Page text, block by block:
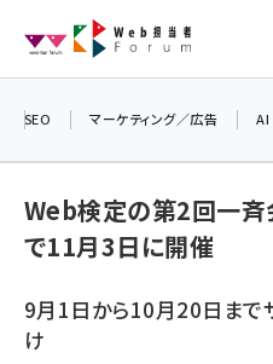
ン
ai (2814)
SEO マーケティング／広告 AI
Web検定の第2回一斉
で11月3日に開催
9月1日から10月20日まで
け